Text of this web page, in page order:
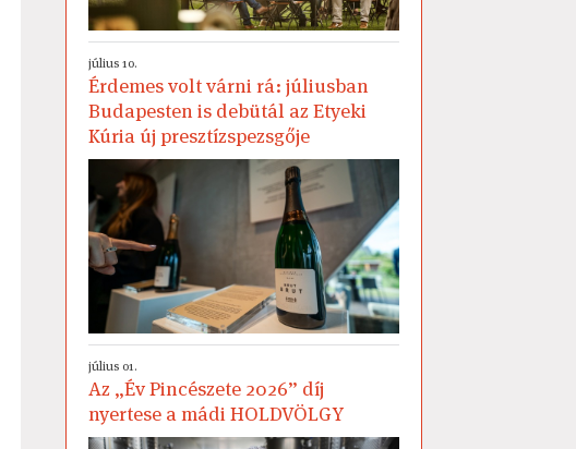
július 10.
Érdemes volt várni rá: júliusban
Budapesten is debütál az Etyeki
Kúria új presztízspezsgője
július 01.
Az „Év Pincészete 2026” díj
nyertese a mádi HOLDVÖLGY